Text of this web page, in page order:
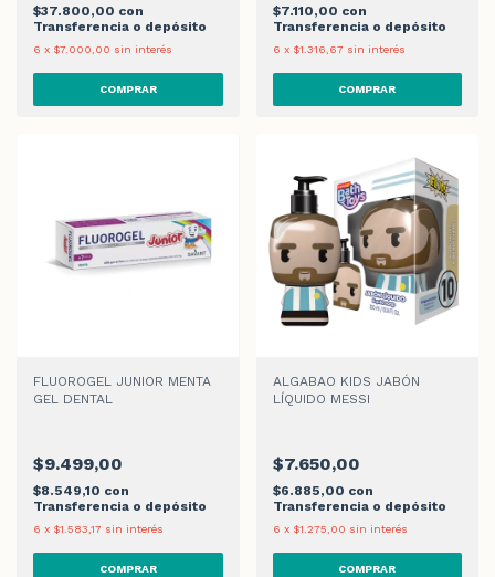
$37.800,00 con
Transferencia o depósito
6 x $7.000,00 sin interés
$7.110,00 con
Transferencia o depósito
6 x $1.316,67 sin interés
FLUOROGEL JUNIOR MENTA
GEL DENTAL
$9.499,00
$8.549,10 con
Transferencia o depósito
6 x $1.583,17 sin interés
ALGABAO KIDS JABÓN
LÍQUIDO MESSI
$7.650,00
$6.885,00 con
Transferencia o depósito
6 x $1.275,00 sin interés